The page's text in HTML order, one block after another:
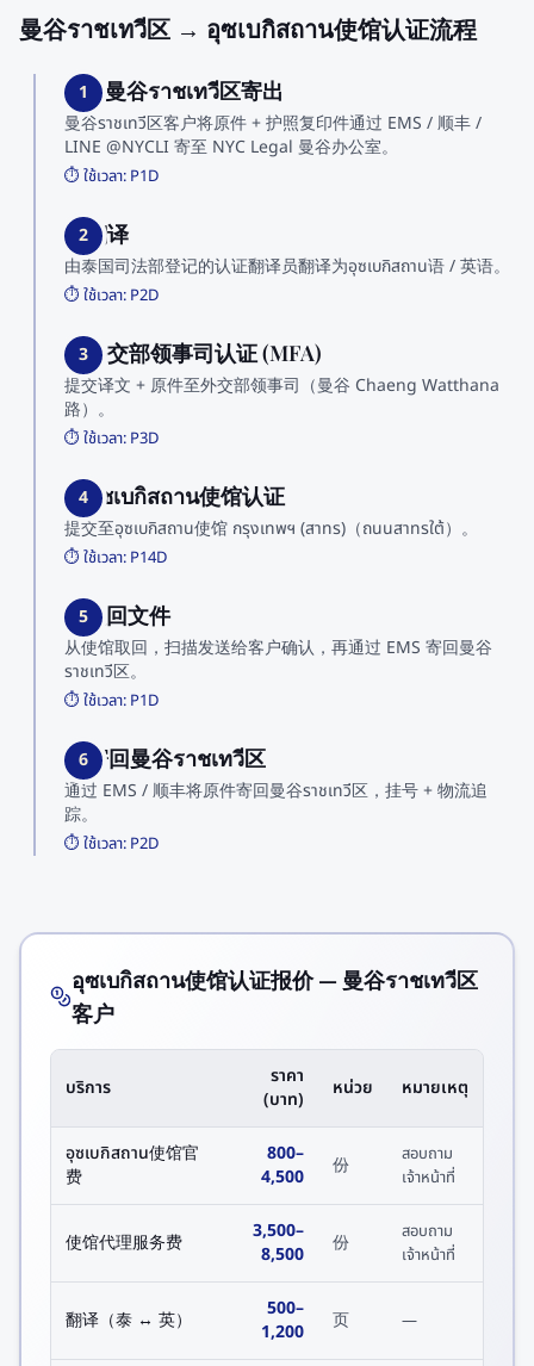
曼谷ราชเทวี区 → อุซเบกิสถาน使馆认证流程
1
1. 从曼谷ราชเทวี区寄出
曼谷ราชเทวี区客户将原件 + 护照复印件通过 EMS / 顺丰 /
LINE @NYCLI 寄至 NYC Legal 曼谷办公室。
⏱️ ใช้เวลา: P1D
2
2. 翻译
由泰国司法部登记的认证翻译员翻译为อุซเบกิสถาน语 / 英语。
⏱️ ใช้เวลา: P2D
3
3. 外交部领事司认证 (MFA)
提交译文 + 原件至外交部领事司（曼谷 Chaeng Watthana
路）。
⏱️ ใช้เวลา: P3D
4
4. อุซเบกิสถาน使馆认证
提交至อุซเบกิสถาน使馆 กรุงเทพฯ (สาทร)（ถนนสาทรใต้）。
⏱️ ใช้เวลา: P14D
5
5. 取回文件
从使馆取回，扫描发送给客户确认，再通过 EMS 寄回曼谷
ราชเทวี区。
⏱️ ใช้เวลา: P1D
6
6. 寄回曼谷ราชเทวี区
通过 EMS / 顺丰将原件寄回曼谷ราชเทวี区，挂号 + 物流追
踪。
⏱️ ใช้เวลา: P2D
อุซเบกิสถาน使馆认证报价 — 曼谷ราชเทวี区
客户
บริการ
ราคา
(บาท)
หน่วย หมายเหตุ
อุซเบกิสถาน使馆官
费
800–
4,500
份
สอบถาม
เจ้าหน้าที่
使馆代理服务费 3,500–
8,500
份
สอบถาม
เจ้าหน้าที่
翻译（泰 ↔ 英） 500–
1,200
页 —